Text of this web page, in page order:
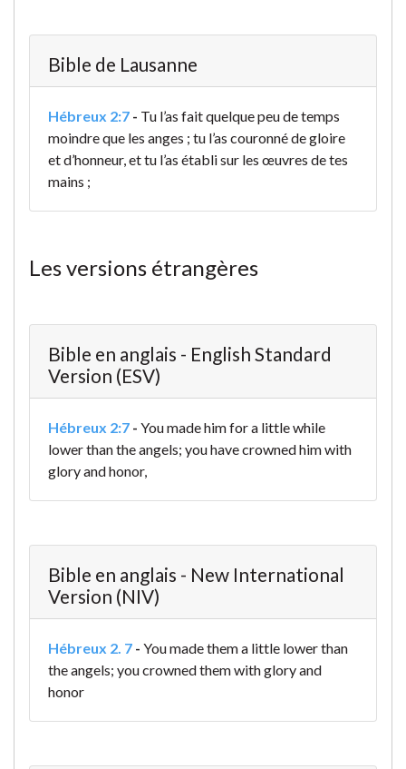
Bible de Lausanne
Hébreux 2:7 - Tu l’as fait quelque peu de temps
moindre que les anges ; tu l’as couronné de gloire
et d’honneur, et tu l’as établi sur les œuvres de tes
mains ;
Les versions étrangères
Bible en anglais - English Standard
Version (ESV)
Hébreux 2:7 - You made him for a little while
lower than the angels; you have crowned him with
glory and honor,
Bible en anglais - New International
Version (NIV)
Hébreux 2. 7 - You made them a little lower than
the angels; you crowned them with glory and
honor